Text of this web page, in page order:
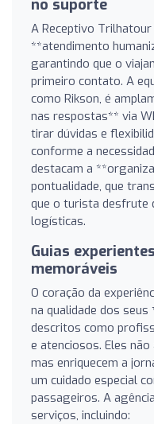
no suporte
A Receptivo
**atendimento
garantindo que o
primeiro contato. A
como Rikson, é
nas respostas** via
tirar dúvidas e
conforme a
destacam a
pontualidade, que
que o turista desfrute
logísticas.
Guias
memoráveis
O coração da
na qualidade dos
descritos como
e atenciosos. Eles
mas enriquecem a
um cuidado especial
passageiros. A
serviços, incluindo: